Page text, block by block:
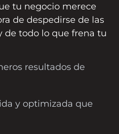
tu negocio merece
de despedirse de las
de todo lo que frena tu
resultados de
y optimizada que